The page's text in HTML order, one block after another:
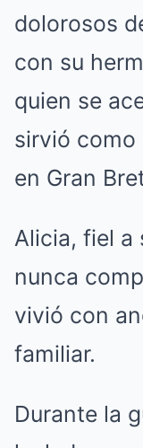
dolorosos
con su
quien se
sirvió como
en Gran
Alicia, fiel a
nunca
vivió con
familiar.
Durante la